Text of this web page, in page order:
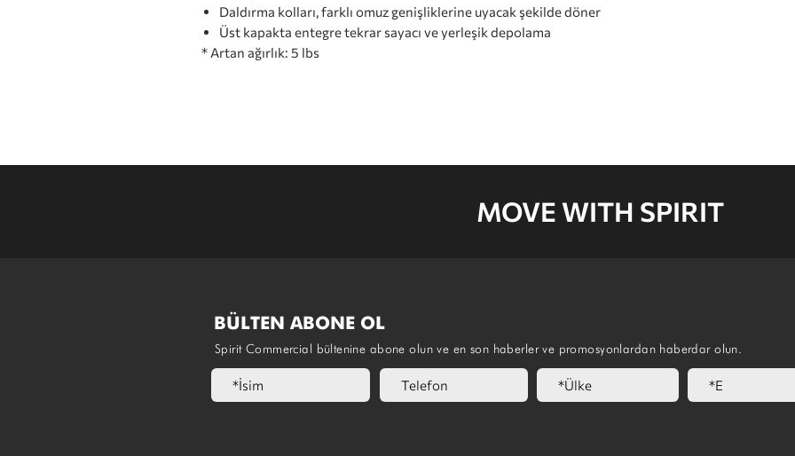
Daldırma kolları, farklı omuz genişliklerine uyacak şekilde döner
Üst kapakta entegre tekrar sayacı ve yerleşik depolama
* Artan ağırlık: 5 lbs
MOVE WITH SPIRIT
BÜLTEN ABONE OL
Spirit Commercial bültenine abone olun ve en son haberler ve promosyonlardan haberdar olun.